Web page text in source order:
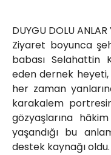
DUYGU DOLU ANLAR
Ziyaret boyunca
babası Selahattin
eden dernek
her zaman
karakalem
gözyaşlarına
yaşandığı bu
destek kaynağı oldu.